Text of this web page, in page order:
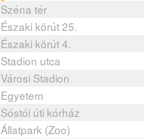
Széna tér
Északi körút 25.
Északi körút 4.
Stadion utca
Városi Stadion
Egyetem
Sóstói úti kórház
Állatpark (Zoo)